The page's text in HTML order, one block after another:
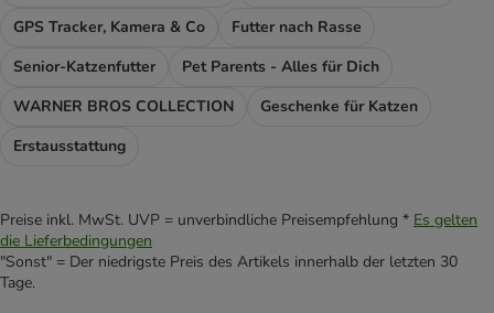
GPS Tracker, Kamera & Co
Futter nach Rasse
Senior-Katzenfutter
Pet Parents - Alles für Dich
WARNER BROS COLLECTION
Geschenke für Katzen
Erstausstattung
Preise inkl. MwSt. UVP = unverbindliche Preisempfehlung * Es gelten
die Lieferbedingungen
"Sonst" = Der niedrigste Preis des Artikels innerhalb der letzten 30
Tage.